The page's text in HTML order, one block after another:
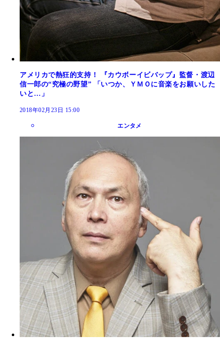
アメリカで熱狂的支持！ 『カウボーイビバップ』監督・渡辺
信一郎の“究極の野望” 「いつか、ＹＭＯに音楽をお願いした
いと…」
2018年02月23日 15:00
エンタメ